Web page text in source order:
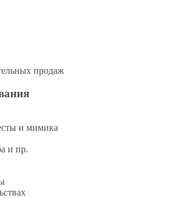
продаж
и мимика
и пр.